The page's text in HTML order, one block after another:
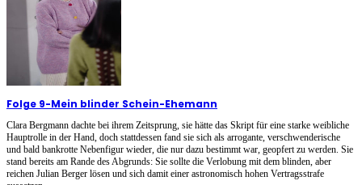
Folge 9-Mein blinder Schein-Ehemann
Clara Bergmann dachte bei ihrem Zeitsprung, sie hätte das Skript für eine starke weibliche
Hauptrolle in der Hand, doch stattdessen fand sie sich als arrogante, verschwenderische
und bald bankrotte Nebenfigur wieder, die nur dazu bestimmt war, geopfert zu werden. Sie
stand bereits am Rande des Abgrunds: Sie sollte die Verlobung mit dem blinden, aber
reichen Julian Berger lösen und sich damit einer astronomisch hohen Vertragsstrafe